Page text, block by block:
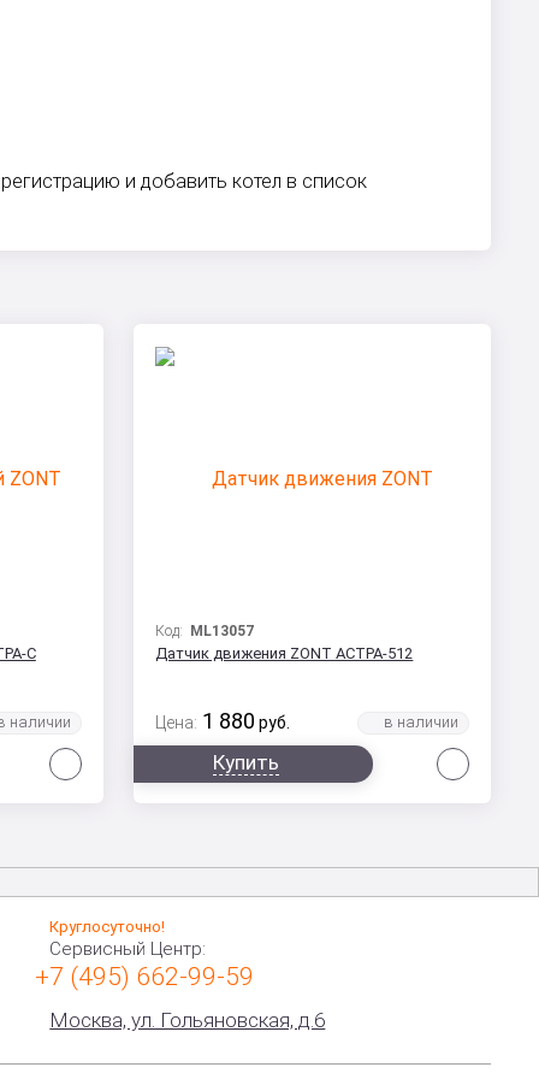
и добавить котел в список
С
Код: ML13057
Датчик движения ZONT АСТРА-512
Цена: 1 880 руб.
Купить
Круглосуточно!
Сервисный Центр:
+7 (495) 662-99-59
Москва, ул. Гольяновская, д.6